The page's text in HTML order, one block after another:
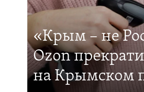
«Крым – не
Ozon
на Крымском